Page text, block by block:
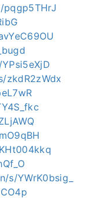
pqgp5THrJ
zkdR2zWdx
YWrK0bsig_